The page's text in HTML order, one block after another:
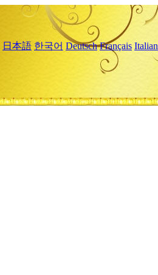
日本語 한국어 Deutsch Français